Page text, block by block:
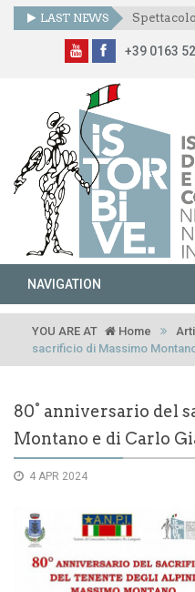
LAST NEWS
+39 0163
NAVIGATION
YOU ARE AT Home
sacrificio di Massimo
80° anniversario del
Montano e di Carlo
4 APR 2024